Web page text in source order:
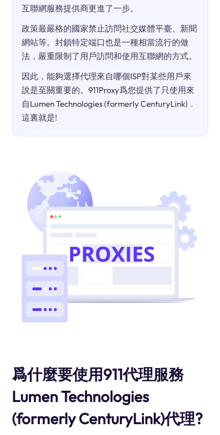
互聯網服務提供商更進了一步。
政策最嚴格的國家禁止訪問社交媒體平臺、新聞
網站等。封鎖特定端口也是一種相當流行的做
法，嚴重限制了用戶訪問和使用互聯網的方式。
因此，能夠選擇代理來自哪個ISP對某些用戶來
說是至關重要的。911Proxy爲您提供了只使用來
自Lumen Technologies (formerly CenturyLink)．
這裏就是!
爲什麼要使用911代理服務
Lumen Technologies
(formerly CenturyLink)代理?